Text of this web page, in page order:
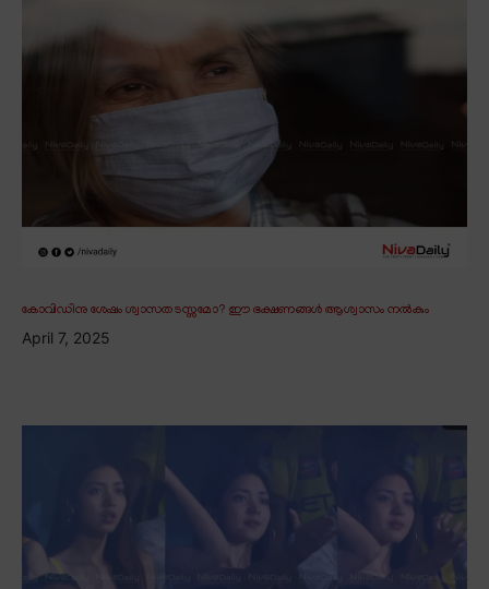
കോവിഡിനു ശേഷം ശ്വാസതടസ്സമോ? ഈ ഭക്ഷണങ്ങൾ ആശ്വാസം നൽകും
April 7, 2025